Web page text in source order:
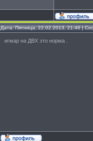
Дата: Пятница, 22.02.2013, 21:46 |
игмар на ДВХ это норма .